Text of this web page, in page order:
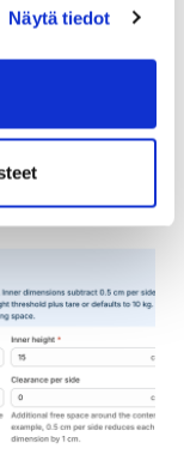
Näytä tiedot
-kehittäjää